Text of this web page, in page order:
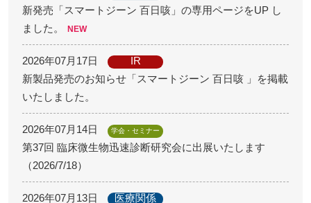
新発売「スマートジーン 百日咳」の専用ページをUP し
ました。
2026年07月17日
IR
新製品発売のお知らせ「スマートジーン 百日咳 」を掲載
いたしました。
2026年07月14日 学会・セミナー
第37回 臨床微生物迅速診断研究会に出展いたします
（2026/7/18）
2026年07月13日
医療関係